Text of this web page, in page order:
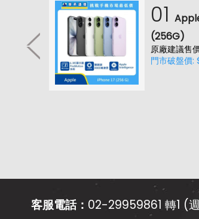
01
(256G)
原廠建議售
門市破盤價:
客服電話： 02-29959861 轉1 (